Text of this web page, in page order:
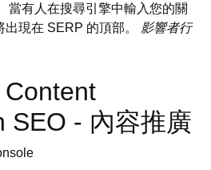
當有人在搜尋引擎中輸入您的關
現在 SERP 的頂部。
影響者行
SEO - 內容推廣